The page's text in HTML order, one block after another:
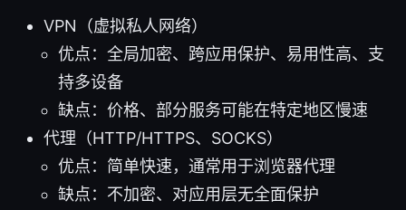
VPN（虚拟私人网络）
优点：全局加密、跨应用保护、易用性高、支
持多设备
缺点：价格、部分服务可能在特定地区慢速
代理（HTTP/HTTPS、SOCKS）
优点：简单快速，通常用于浏览器代理
缺点：不加密、对应用层无全面保护